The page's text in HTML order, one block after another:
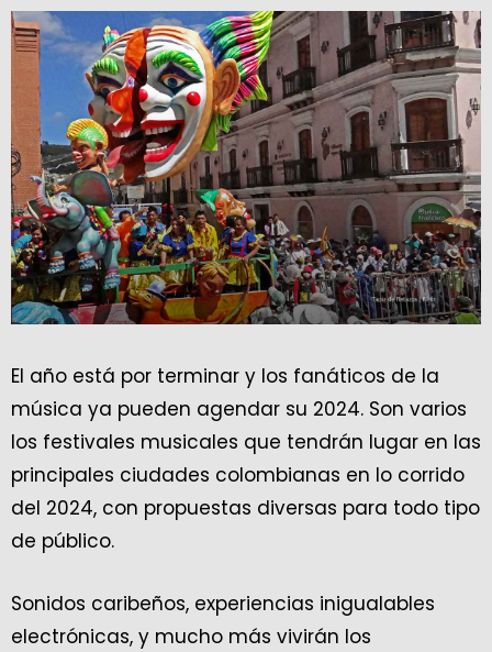
El año está por terminar y los fanáticos de la
música ya pueden agendar su 2024. Son varios
los festivales musicales que tendrán lugar en las
principales ciudades colombianas en lo corrido
del 2024, con propuestas diversas para todo tipo
de público.
Sonidos caribeños, experiencias inigualables
electrónicas, y mucho más vivirán los